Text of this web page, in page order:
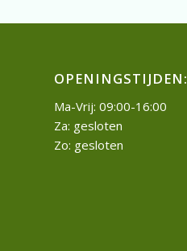
OPENINGSTIJDEN:
Ma-Vrij: 09:00-16:00
Za: gesloten
Zo: gesloten